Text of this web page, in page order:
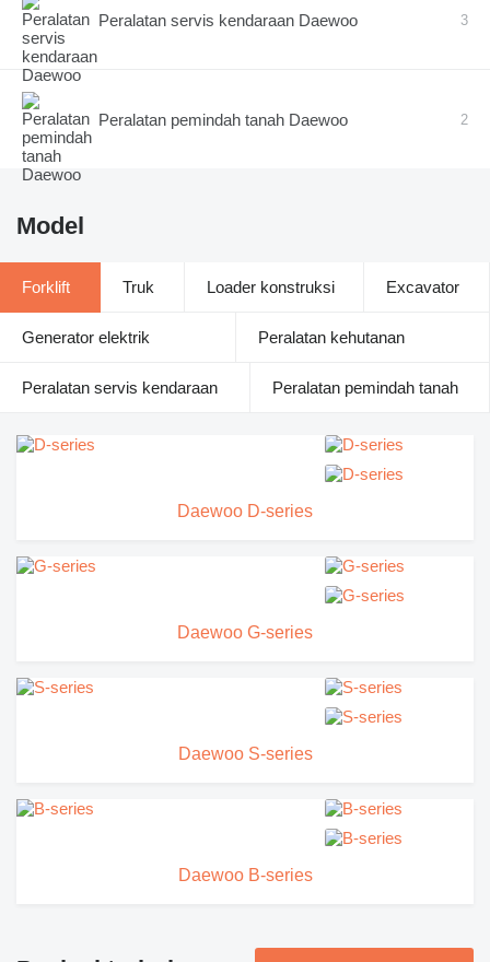
Peralatan servis kendaraan Daewoo 3
Peralatan pemindah tanah Daewoo 2
Model
Forklift Truk Loader konstruksi Excavator
Generator elektrik Peralatan kehutanan
Peralatan servis kendaraan Peralatan pemindah tanah
Daewoo D-series
Daewoo G-series
Daewoo S-series
Daewoo B-series